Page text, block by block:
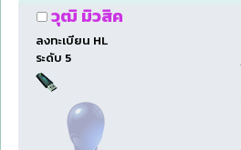
วุฒิ มิวสิค
ลงทะเบียน HL
ระดับ 5